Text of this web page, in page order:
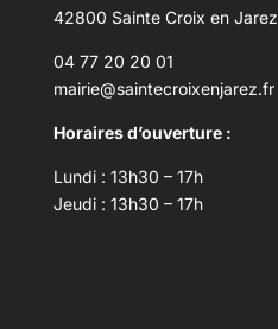
42800 Sainte Croix en Jarez
04 77 20 20 01
mairie@saintecroixenjarez.fr
Horaires d’ouverture :
Lundi : 13h30 – 17h
Jeudi : 13h30 – 17h